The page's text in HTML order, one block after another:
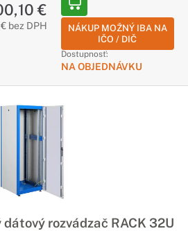
€
bez DPH
NÁKUP MOŽNÝ IBA NA
IČO / DIČ
Dostupnosť:
NA OBJEDNÁVKU
rozvádzač RACK 32U